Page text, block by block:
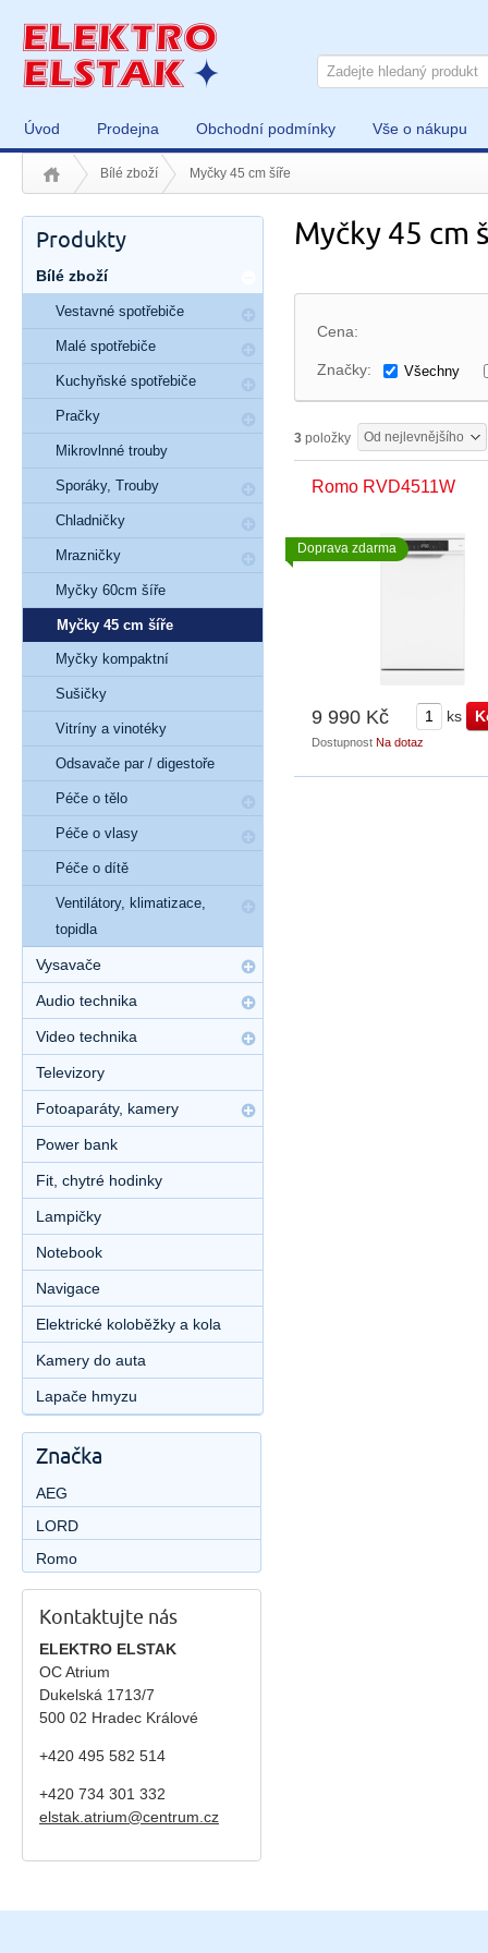
Úvod Prodejna Obchodní podmínky Vše o nákupu
Bílé zboží Myčky 45 cm šíře
Myčky 45 cm
Cena:
Značky: Všechny
3 položky Od nejlevnějšího
Romo RVD4511W
9 990 Kč ks
Dostupnost Na dotaz
Doprava zdarma
Produkty
Bílé zboží
Vestavné spotřebiče
Malé spotřebiče
Kuchyňské spotřebiče
Pračky
Mikrovlnné trouby
Sporáky, Trouby
Chladničky
Mrazničky
Myčky 60cm šíře
Myčky 45 cm šíře
Myčky kompaktní
Sušičky
Vitríny a vinotéky
Odsavače par / digestoře
Péče o tělo
Péče o vlasy
Péče o dítě
Ventilátory, klimatizace,
topidla
Vysavače
Audio technika
Video technika
Televizory
Fotoaparáty, kamery
Power bank
Fit, chytré hodinky
Lampičky
Notebook
Navigace
Elektrické koloběžky a kola
Kamery do auta
Lapače hmyzu
Značka
AEG
LORD
Romo
Kontaktujte nás
ELEKTRO ELSTAK
OC Atrium
Dukelská 1713/7
500 02 Hradec Králové
+420 495 582 514
+420 734 301 332
elstak.atrium@centrum.cz